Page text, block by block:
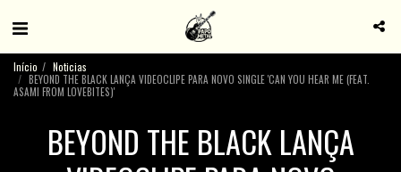
Início
Noticias
BEYOND THE BLACK LANÇA VIDEOCLIPE PARA NOVO SINGLE 'CAN YOU HEAR ME (FEAT.
ASAMI FROM LOVEBITES)'
BEYOND THE BLACK LANÇA